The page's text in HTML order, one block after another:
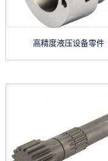
高精度液压设备零件